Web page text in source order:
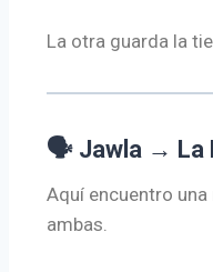
La otra guarda la
🗣 Jawla → La
Aquí encuentro
ambas.